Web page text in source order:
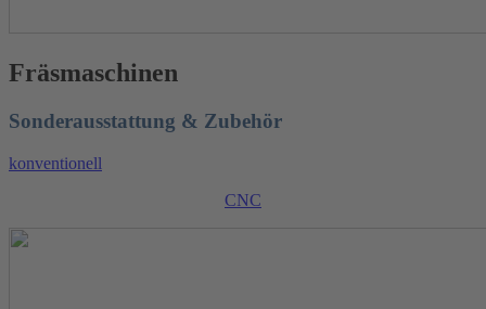
Fräsmaschinen
Sonderausstattung & Zubehör
konventionell
CNC